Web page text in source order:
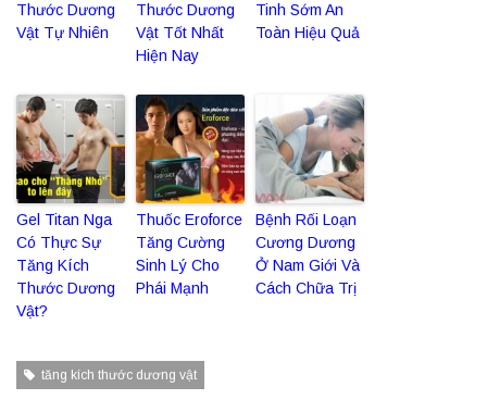
Thước Dương
Vật Tự Nhiên
Thước Dương
Vật Tốt Nhất
Hiện Nay
Tinh Sớm An
Toàn Hiệu Quả
Gel Titan Nga
Có Thực Sự
Tăng Kích
Thước Dương
Vật?
Thuốc Eroforce
Tăng Cường
Sinh Lý Cho
Phái Mạnh
Bệnh Rối Loạn
Cương Dương
Ở Nam Giới Và
Cách Chữa Trị
tăng kích thước dương vật